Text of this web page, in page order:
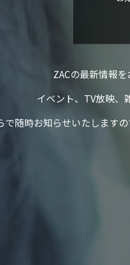
ZACの最新情報
イベント、TV放映、
で随時お知らせいたします